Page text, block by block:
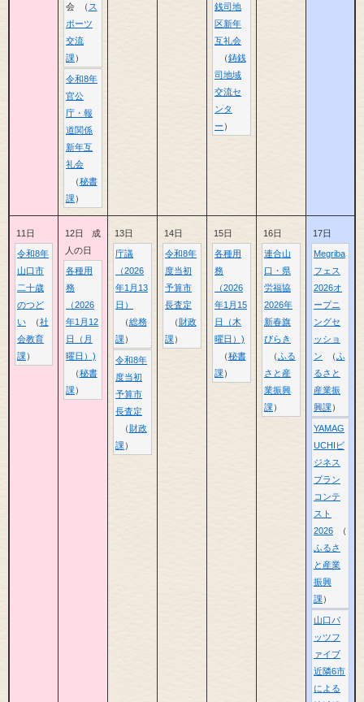
会
ス
ポーツ
交流
課
令和8年
官公
庁・報
道関係
新年互
礼会
秘書
課
銭司地
区新年
互礼会
鋳銭
司地域
交流セ
ンタ
ー
11日
令和8年
山口市
二十歳
のつど
い
社
会教育
課
12日
成
人の日
各種用
務
（2026
年1月12
日（月
曜日）)
秘書
課
13日
庁議
（2026
年1月13
日）
総務
課
令和8年
度当初
予算市
長査定
財政
課
14日
令和8年
度当初
予算市
長査定
財政
課
15日
各種用
務
（2026
年1月15
日（木
曜日）)
秘書
課
16日
連合山
口・県
労福協
2026年
新春旗
びらき
ふる
さと産
業振興
課
17日
Megriba
フェス
2026オ
ープニ
ングセ
ッショ
ン
ふ
るさと
産業振
興課
YAMAG
UCHIビ
ジネス
プラン
コンテ
スト
2026
ふるさ
と産業
振興
課
山口パ
ッツフ
ァイブ
近隣6市
による